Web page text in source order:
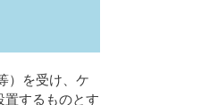
）を受け、ケ
置するものとす